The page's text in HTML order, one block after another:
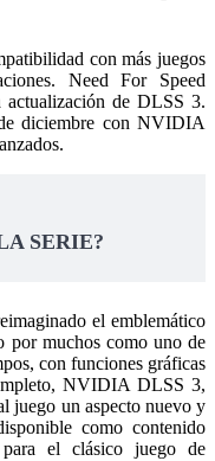
con más juegos
Need For Speed
actualización de DLSS 3.
diciembre con NVIDIA
SERIE?
el emblemático
por muchos como uno de
con funciones gráficas
NVIDIA DLSS 3,
juego un aspecto nuevo y
como contenido
el clásico juego de